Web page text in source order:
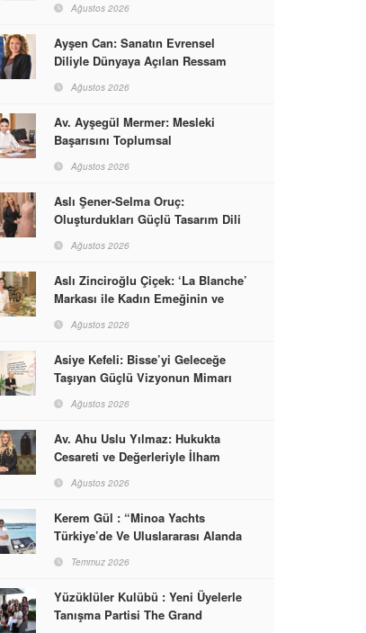
Ağustos 2026
Ayşen Can: Sanatın Evrensel
Diliyle Dünyaya Açılan Ressam
Ağustos 2026
Av. Ayşegül Mermer: Mesleki
Başarısını Toplumsal
Ağustos 2026
Aslı Şener-Selma Oruç:
Oluşturdukları Güçlü Tasarım Dili
Dünyasına İmzalarını Attılar
Ağustos 2026
Aslı Zinciroğlu Çiçek: ‘La Blanche’
Markası ile Kadın Emeğinin ve
Başarabileceğinin En Güzel
Örneğini Sunuyor
Ağustos 2026
Asiye Kefeli: Bisse’yi Geleceğe
Taşıyan Güçlü Vizyonun Mimarı
Ağustos 2026
Av. Ahu Uslu Yılmaz: Hukukta
Cesareti ve Değerleriyle İlham
Ağustos 2026
Kerem Gül : “Minoa Yachts
Türkiye’de Ve Uluslararası Alanda
Markası Olacak”
Temmuz 2026
Yüzüklüler Kulübü : Yeni Üyelerle
Tanışma Partisi The Grand